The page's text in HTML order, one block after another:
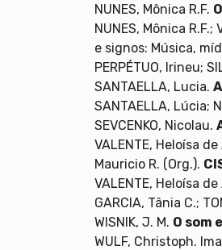
NUNES, Mônica R.F.
NUNES, Mônica R.F.;
e signos: Música,
PERPÉTUO, Irineu;
SANTAELLA, Lucia.
SANTAELLA, Lúcia;
SEVCENKO, Nicolau.
VALENTE, Heloísa
Mauricio R. (Org.).
VALENTE, Heloísa
GARCIA, Tânia C.;
WISNIK, J. M. O som
WULF, Christoph.